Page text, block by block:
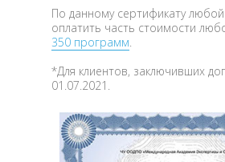
По данному сертификату
оплатить часть стоимости
350 программ.
*Для клиентов, заключивших
01.07.2021.